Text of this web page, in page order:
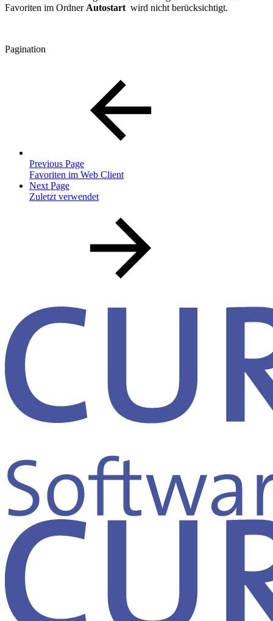
Favoriten im OrdnerAutostartwird nicht berücksichtigt.
Pagination
Previous Page
Favoriten im Web Client
Next Page
Zuletzt verwendet